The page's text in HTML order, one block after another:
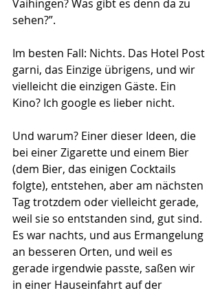
Vaihingen? Was gibt es denn da zu
sehen?”.
Im besten Fall: Nichts. Das Hotel Post
garni, das Einzige übrigens, und wir
vielleicht die einzigen Gäste. Ein
Kino? Ich google es lieber nicht.
Und warum? Einer dieser Ideen, die
bei einer Zigarette und einem Bier
(dem Bier, das einigen Cocktails
folgte), entstehen, aber am nächsten
Tag trotzdem oder vielleicht gerade,
weil sie so entstanden sind, gut sind.
Es war nachts, und aus Ermangelung
an besseren Orten, und weil es
gerade irgendwie passte, saßen wir
in einer Hauseinfahrt auf der